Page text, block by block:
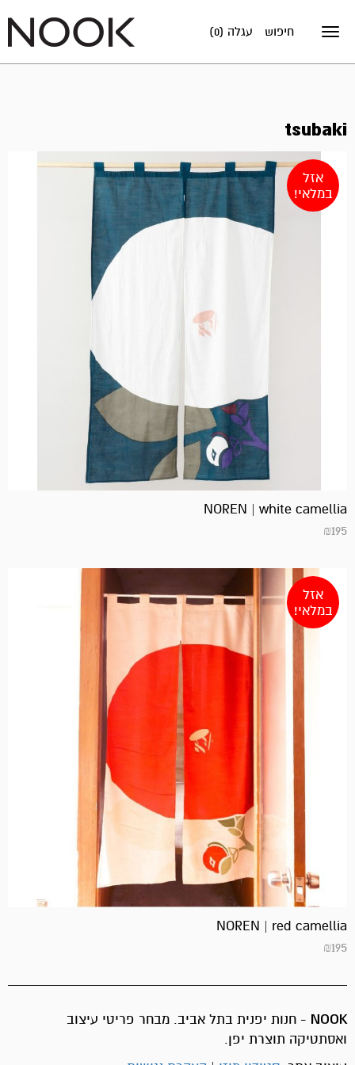
Toggle
עגלה (0) חיפוש
tsubaki
אזל
במלאי!
NOREN | white camellia
₪195
אזל
במלאי!
NOREN | red camellia
₪195
NOOK - חנות יפנית בתל אביב. מבחר פריטי עיצוב
ואסתטיקה תוצרת יפן.